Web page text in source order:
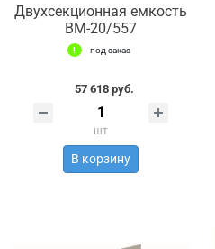
Двухсекционная емкость
ВМ-20/557
под заказ
57 618 руб.
шт
В корзину